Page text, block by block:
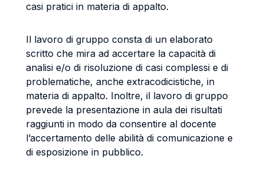
casi pratici in materia di appalto.
Il lavoro di gruppo consta di un elaborato
scritto che mira ad accertare la capacità di
analisi e/o di risoluzione di casi complessi e di
problematiche, anche extracodicistiche, in
materia di appalto. Inoltre, il lavoro di gruppo
prevede la presentazione in aula dei risultati
raggiunti in modo da consentire al docente
l’accertamento delle abilità di comunicazione e
di esposizione in pubblico.